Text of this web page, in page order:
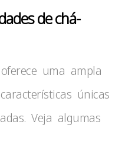
de chá-
uma ampla
únicas
Veja algumas